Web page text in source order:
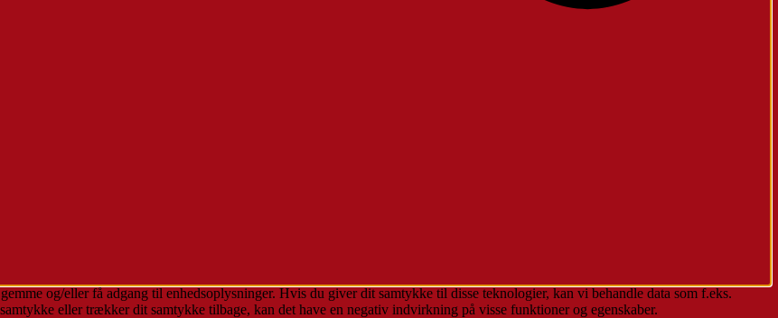
og/eller få adgang til enhedsoplysninger. Hvis du giver dit samtykke til disse teknologier, kan vi behandle data som f.eks.
eller trækker dit samtykke tilbage, kan det have en negativ indvirkning på visse funktioner og egenskaber.